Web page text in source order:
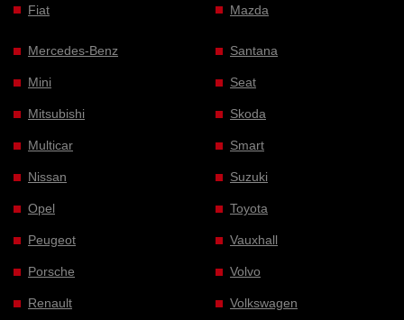
Fiat Mazda
Mercedes-Benz
Mini
Mitsubishi
Multicar
Nissan
Opel
Peugeot
Porsche
Renault
Santana
Seat
Skoda
Smart
Suzuki
Toyota
Vauxhall
Volvo
Volkswagen